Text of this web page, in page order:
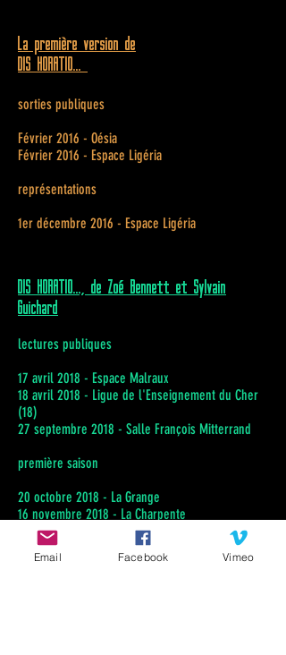
La première version de
DIS HORATIO...
sorties publiques
Février 2016 - Oésia
Février 2016 - Espace Ligéria
représentations
1er décembre 2016 - Espace Ligéria
DIS HORATIO..., de Zoé Bennett et Sylvain
Guichard
lectures publiques
17 avril 2018 - Espace Malraux
18 avril 2018 - Ligue de l'Enseignement du Cher
(18)
27 septembre 2018 - Salle François Mitterrand
première saison
20 octobre 2018 - La Grange
16 novembre 2018 - La Charpente
1er mars 2019 - La Charpente
14 mai 2019 - Bibliothèque de Saint-Germain-du-
PuyEmail Facebook Vimeo